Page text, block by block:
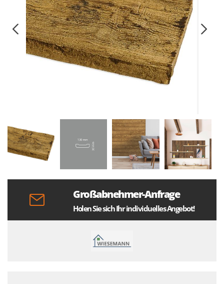
Großabnehmer-Anfrage
Holen Sie sich Ihr individuelles Angebot!